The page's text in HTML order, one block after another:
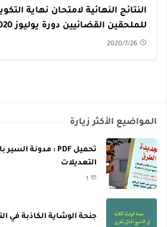
للملحقين القضائيين دورة يوليوز 2020
2020/7/26
المواضيع الأكثر زيارة
التعديلات
1
جنحة الوشاية الكاذبة في